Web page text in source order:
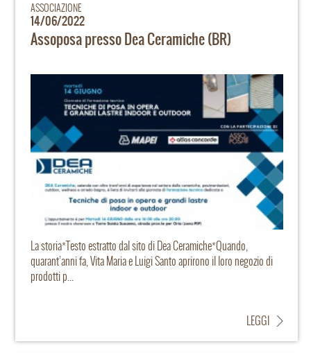
ASSOCIAZIONE
14/06/2022
Assoposa presso Dea Ceramiche (BR)
La storia*Testo estratto dal sito di Dea Ceramiche*Quando,
quarant’anni fa, Vita Maria e Luigi Santo aprirono il loro negozio di
prodotti p...
LEGGI